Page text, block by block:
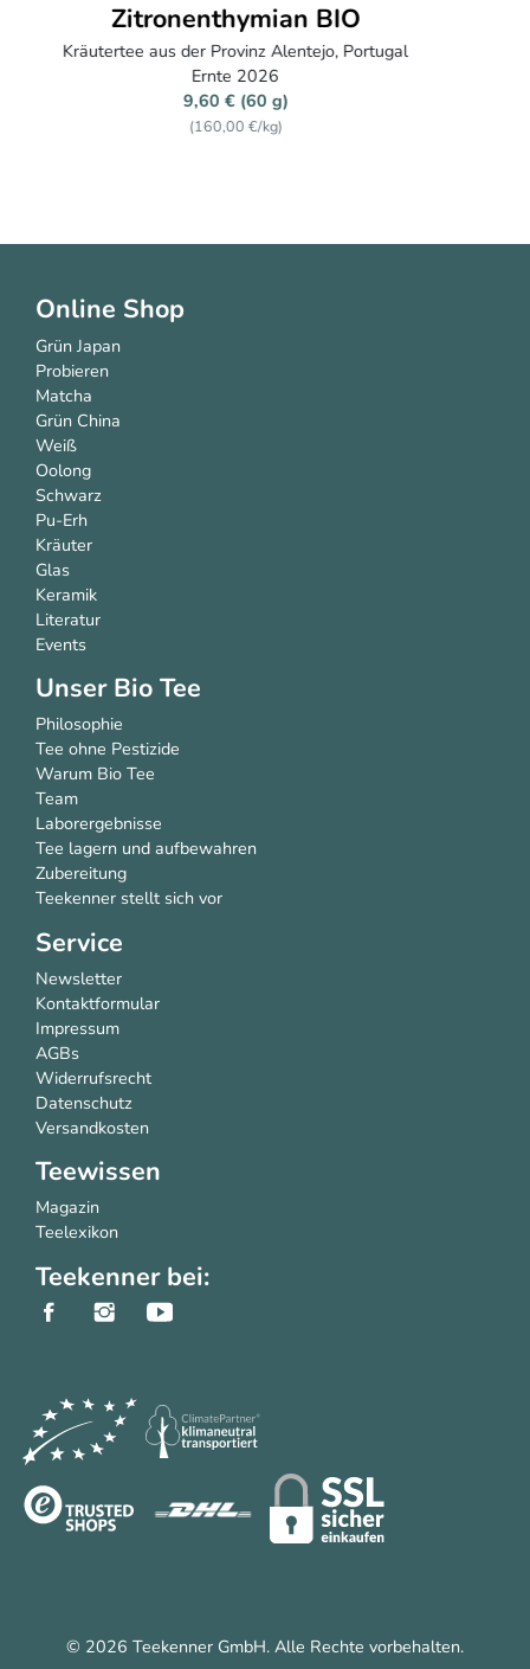
Griechischer Bergtee - Scardica BIO
Vourinos Berge - Panos & Vagia
Ernte Juni 2025
14,90 € (100 g)
(149,00 €/kg)
Online Shop
Grün Japan
Probieren
Matcha
Grün China
Weiß
Oolong
Schwarz
Pu-Erh
Kräuter
Glas
Keramik
Literatur
Events
Unser Bio Tee
Philosophie
Tee ohne Pestizide
Warum Bio Tee
Team
Laborergebnisse
Tee lagern und aufbewahren
Zubereitung
Teekenner stellt sich vor
Service
Newsletter
Kontaktformular
Impressum
AGBs
Widerrufsrecht
Datenschutz
Versandkosten
Teewissen
Magazin
Teelexikon
Teekenner bei:
© 2026 Teekenner GmbH. Alle Rechte vorbehalten.